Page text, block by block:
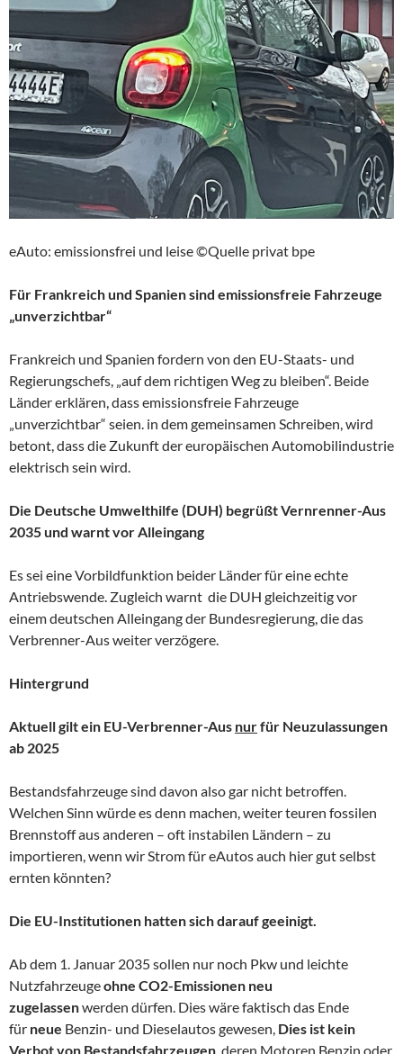
eAuto: emissionsfrei und leise ©Quelle privat bpe
Für Frankreich und Spanien sind emissionsfreie Fahrzeuge
„unverzichtbar“
Frankreich und Spanien fordern von den EU-Staats- und
Regierungschefs, „auf dem richtigen Weg zu bleiben“. Beide
Länder erklären, dass emissionsfreie Fahrzeuge
„unverzichtbar“ seien. in dem gemeinsamen Schreiben, wird
betont, dass die Zukunft der europäischen Automobilindustrie
elektrisch sein wird.
Die Deutsche Umwelthilfe (DUH) begrüßt Vernrenner-Aus
2035 und warnt vor Alleingang
Es sei eine Vorbildfunktion beider Länder für eine echte
Antriebswende. Zugleich warnt die DUH gleichzeitig vor
einem deutschen Alleingang der Bundesregierung, die das
Verbrenner-Aus weiter verzögere.
Hintergrund
Aktuell gilt ein EU-Verbrenner-Aus nurfür Neuzulassungen
ab 2025
Bestandsfahrzeuge sind davon also gar nicht betroffen.
Welchen Sinn würde es denn machen, weiter teuren fossilen
Brennstoff aus anderen – oft instabilen Ländern – zu
importieren, wenn wir Strom für eAutos auch hier gut selbst
ernten könnten?
Die EU-Institutionen hatten sich darauf geeinigt.
Ab dem 1. Januar 2035 sollen nur noch Pkw und leichte
Nutzfahrzeugeohne CO2-Emissionen neu
zugelassenwerden dürfen. Dies wäre faktisch das Ende
für neue Benzin- und Dieselautos gewesen, Dies ist kein
Verbot von Bestandsfahrzeugen , deren Motoren Benzin oder